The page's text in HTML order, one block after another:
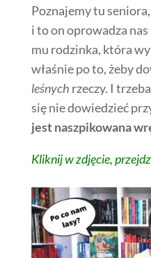
Poznajemy tu
i to on oprowadza
mu rodzinka, która
właśnie po to, żeby
leśnych rzeczy. I
się nie dowiedzieć
jest naszpikowana
Kliknij w zdjęcie,